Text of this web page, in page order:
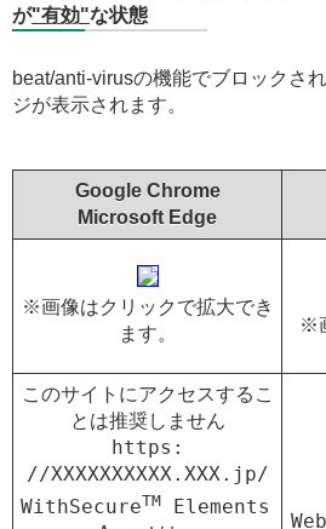
が"有効"な状態
beat/anti-virusの機能でブロックさ
ジが表示されます。
Google Chrome
Microsoft Edge
※画像はクリックで拡大でき
ます。
※
このサイトにアクセスするこ
とは推奨しません
https :
//XXXXXXXXXX.XXX.jp/
WithSecureTM
Elements